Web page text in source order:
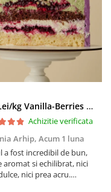
220 Lei/kg Vanilla-Berries Paradise
Achizitie verificata
Arhip, Acum 1 luna
a fost incredibil de bun,
aromat si echilibrat, nici
nici prea acru.